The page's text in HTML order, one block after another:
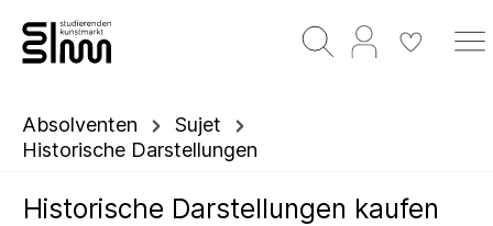
Absolventen
Sujet
Historische Darstellungen
Historische Darstellungen kaufen